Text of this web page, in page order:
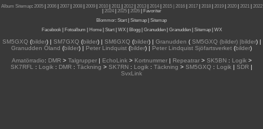
Album Sitemap: 2005| 2006| 2007| 2008| 2009| 2010| 2011| 2012| 2013| 2014| 2015 | 2016| 2017| 2018| 2019| 2020| 2021| 2022
2024| 2025| 2026|
Favoriter
Blommor: Start Sitemap
Sitemap
Facebook| Fotoalbum Home| Start| WX| Blogg| Granudden| Granudden| Sitemap| WX
SM5GXQ(bilder) | SM7GXQ(bilder) | SM6GXQ(bilder) | Granudden (SM5GXQ (bilder) |bilder) |
Granudden Öland (bilder) | Peter Lindquist (bilder) | Peter Lindquist Sjöfartsverket (bilder)
Amatörradio: DMR> Talgrupper| EchoLink> Kortnummer| Repeatrar> SK5BN: Logik>
SK7RFL
: Logik : DMR : Täckning > SK7RN : Logik : Täckning > SM5GXQ : Logik | SDR |
SvxLink